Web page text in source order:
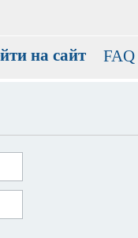
на сайт FAQ